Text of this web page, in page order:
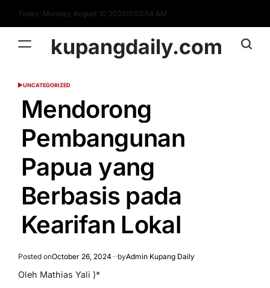
content
Today: Monday, August 10 202611:03:55 AM
kupangdaily.com
POSTED
UNCATEGORIZED
Mendorong
Pembangunan
Papua yang
Berbasis pada
Kearifan Lokal
Posted onOctober 26, 2024 byAdmin Kupang Daily
Oleh Mathias Yali )*